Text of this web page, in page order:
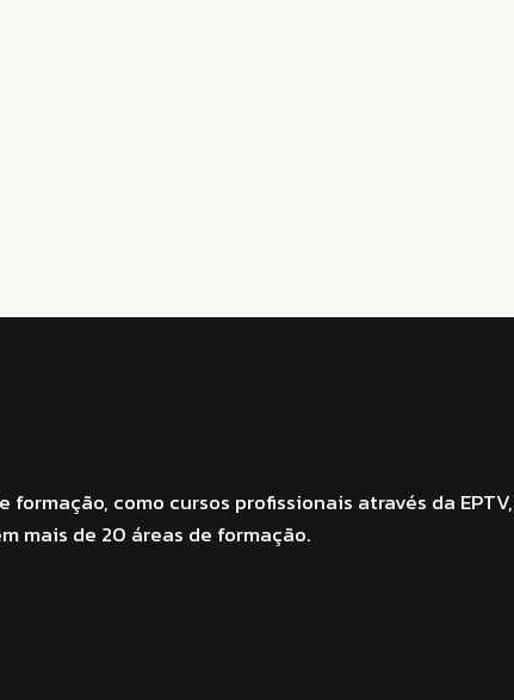
como cursos profissionais através da
mais de 20 áreas de formação.